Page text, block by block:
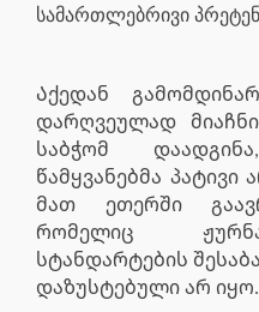
სამართლებრივი
Აქედან
დარღვეულად
საბჭომ
წამყვანებმა
მათ ეთერში
რომელიც
სტანდარტების
დაზუსტებული არ იყო.